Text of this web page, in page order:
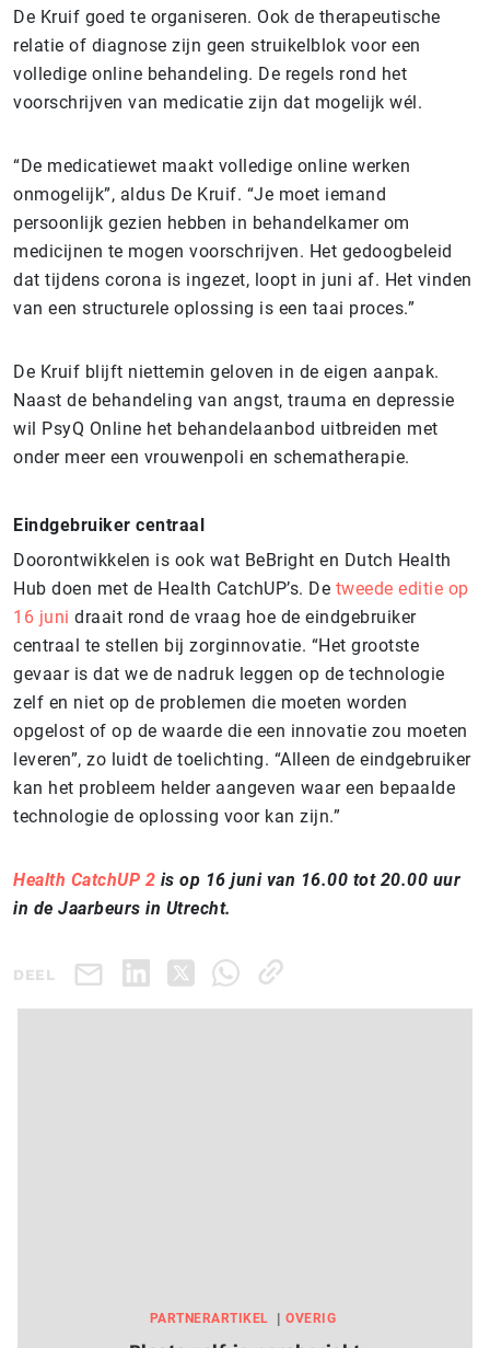
De Kruif goed te organiseren. Ook de therapeutische
relatie of diagnose zijn geen struikelblok voor een
volledige online behandeling. De regels rond het
voorschrijven van medicatie zijn dat mogelijk wél.
“De medicatiewet maakt volledige online werken
onmogelijk”, aldus De Kruif. “Je moet iemand
persoonlijk gezien hebben in behandelkamer om
medicijnen te mogen voorschrijven. Het gedoogbeleid
dat tijdens corona is ingezet, loopt in juni af. Het vinden
van een structurele oplossing is een taai proces.”
De Kruif blijft niettemin geloven in de eigen aanpak.
Naast de behandeling van angst, trauma en depressie
wil PsyQ Online het behandelaanbod uitbreiden met
onder meer een vrouwenpoli en schematherapie.
Eindgebruiker centraal
Doorontwikkelen is ook wat BeBright en Dutch Health
Hub doen met de Health CatchUP’s. De tweede editie op
16 juni draait rond de vraag hoe de eindgebruiker
centraal te stellen bij zorginnovatie. “Het grootste
gevaar is dat we de nadruk leggen op de technologie
zelf en niet op de problemen die moeten worden
opgelost of op de waarde die een innovatie zou moeten
leveren”, zo luidt de toelichting. “Alleen de eindgebruiker
kan het probleem helder aangeven waar een bepaalde
technologie de oplossing voor kan zijn.”
Health CatchUP 2 is op 16 juni van 16.00 tot 20.00 uur
in de Jaarbeurs in Utrecht.
DEEL
PARTNERARTIKEL OVERIG